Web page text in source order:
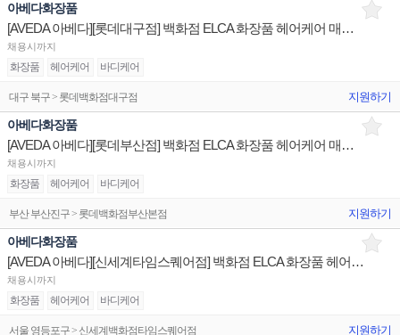
아베다화장품
[AVEDA 아베다][롯데대구점] 백화점 ELCA 화장품 헤어케어 매장 채용 브랜드
채용시까지
화장품 헤어케어 바디케어
대구 북구 > 롯데백화점대구점 지원하기
아베다화장품
[AVEDA 아베다][롯데부산점] 백화점 ELCA 화장품 헤어케어 매장 채용 브랜드
채용시까지
화장품 헤어케어 바디케어
부산 부산진구 > 롯데백화점부산본점 지원하기
아베다화장품
[AVEDA 아베다][신세계타임스퀘어점] 백화점 ELCA 화장품 헤어케어 매장 채용 브랜드
채용시까지
화장품 헤어케어 바디케어
서울 영등포구 > 신세계백화점타임스퀘어점 지원하기